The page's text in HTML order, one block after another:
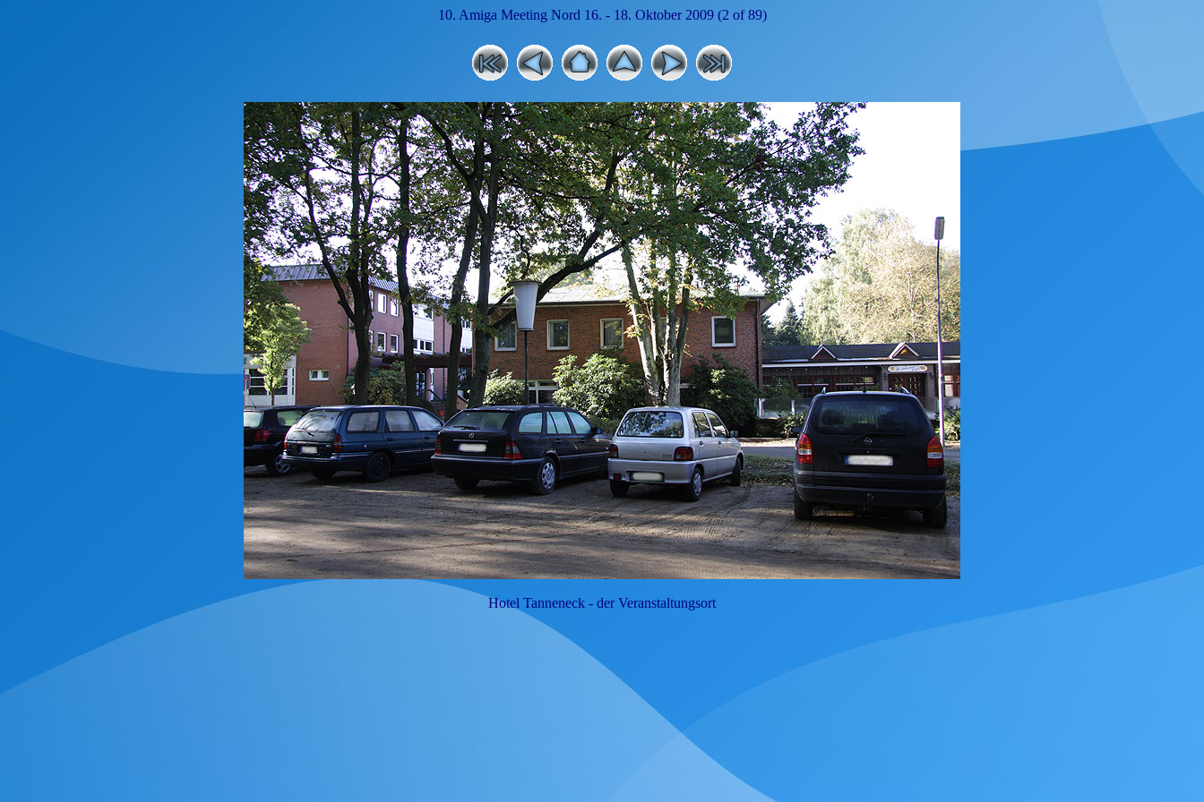
10. Amiga Meeting Nord 16. - 18. Oktober 2009 (2 of 89)
Hotel Tanneneck - der Veranstaltungsort